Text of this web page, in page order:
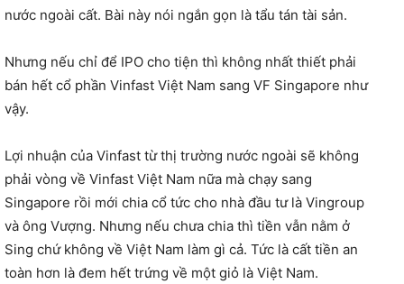
nước ngoài cất. Bài này nói ngắn gọn là tẩu tán tài sản.
Nhưng nếu chỉ để IPO cho tiện thì không nhất thiết phải
bán hết cổ phần Vinfast Việt Nam sang VF Singapore như
vậy.
Lợi nhuận của Vinfast từ thị trường nước ngoài sẽ không
phải vòng về Vinfast Việt Nam nữa mà chạy sang
Singapore rồi mới chia cổ tức cho nhà đầu tư là Vingroup
và ông Vượng. Nhưng nếu chưa chia thì tiền vẫn nằm ở
Sing chứ không về Việt Nam làm gì cả. Tức là cất tiền an
toàn hơn là đem hết trứng về một giỏ là Việt Nam.